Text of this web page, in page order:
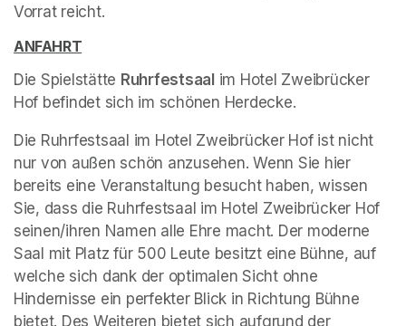
Vorrat reicht.
ANFAHRT
Die Spielstätte Ruhrfestsaal im Hotel Zweibrücker
Hof befindet sich im schönen Herdecke.
Die Ruhrfestsaal im Hotel Zweibrücker Hof ist nicht
nur von außen schön anzusehen. Wenn Sie hier
bereits eine Veranstaltung besucht haben, wissen
Sie, dass die Ruhrfestsaal im Hotel Zweibrücker Hof
seinen/ihren Namen alle Ehre macht. Der moderne
Saal mit Platz für 500 Leute besitzt eine Bühne, auf
welche sich dank der optimalen Sicht ohne
Hindernisse ein perfekter Blick in Richtung Bühne
bietet. Des Weiteren bietet sich aufgrund der